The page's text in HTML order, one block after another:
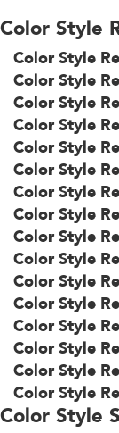
Color Style
Color Style
Color Style
Color Style
Color Style
Color Style
Color Style
Color Style
Color Style
Color Style
Color Style
Color Style
Color Style
Color Style
Color Style
Color Style
Color Style
Color Style